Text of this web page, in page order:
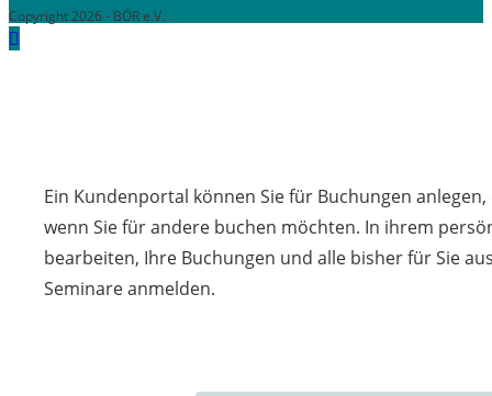
Copyright 2026 - BÖR e.V.
Ein Kundenportal können Sie für Buchungen
wenn Sie für andere buchen möchten. In ihrem
bearbeiten, Ihre Buchungen und alle bisher für Sie
Seminare anmelden.